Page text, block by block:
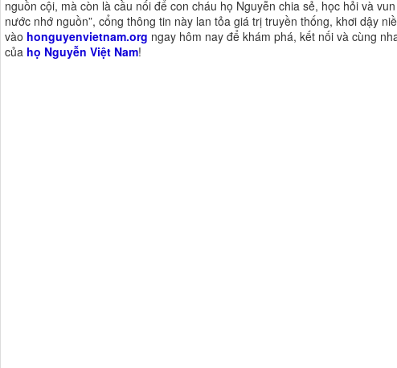
nguồn cội, mà còn là cầu nối để con cháu họ Nguyễn chia sẻ, học hỏi và
nước nhớ nguồn”, cổng thông tin này lan tỏa giá trị truyền thống, khơi dậy
vào honguyenvietnam.org ngay hôm nay để khám phá, kết nối và cùng
của họ Nguyễn Việt Nam!